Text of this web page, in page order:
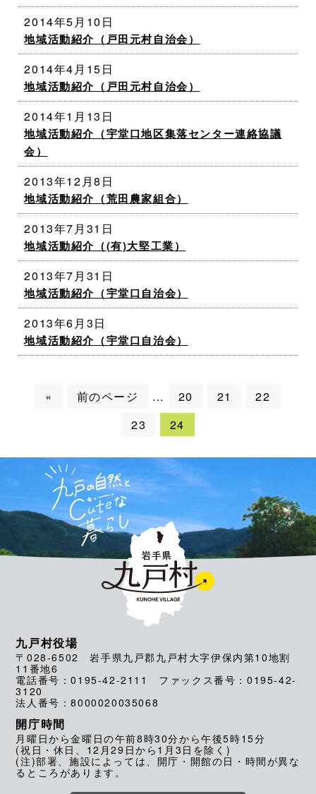
2014年5月10日
地域活動紹介（戸田元村自治会）
2014年4月15日
地域活動紹介（戸田元村自治会）
2014年1月13日
地域活動紹介（宇堂口地区集落センター連絡協議
会）
2013年12月8日
地域活動紹介（荒田農家組合）
2013年7月31日
地域活動紹介（(有)大堅工業）
2013年7月31日
地域活動紹介（宇堂口自治会）
2013年6月3日
地域活動紹介（宇堂口自治会）
« 前のページ ... 20 21
22
23
24
九戸村役場
〒028-6502 岩手県九戸郡九戸村大字伊保内第10地割
11番地6
電話番号：0195-42-2111 ファックス番号：0195-42-
3120
法人番号：8000020035068
開庁時間
月曜日から金曜日の午前8時30分から午後5時15分
(祝日・休日、12月29日から1月3日を除く)
(注)部署、施設によっては、開庁・開館の日・時間が異な
るところがあります。